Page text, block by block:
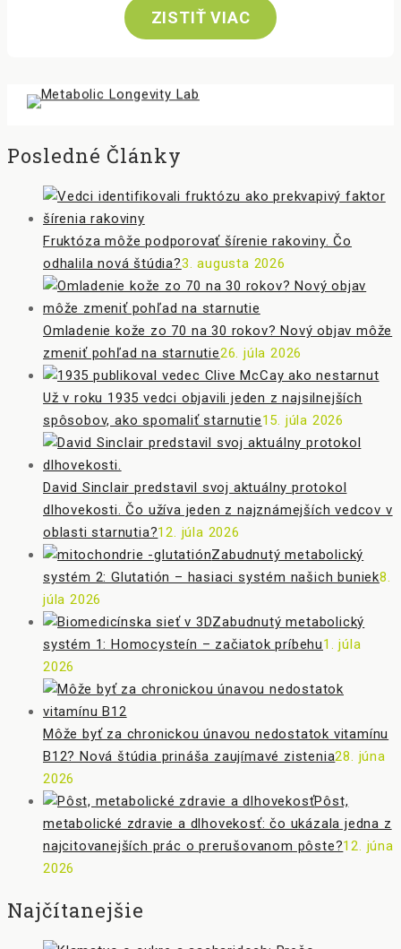
ZISTIŤ VIAC
Posledné Články
Fruktóza môže podporovať šírenie rakoviny. Čo
odhalila nová štúdia?3. augusta 2026
Omladenie kože zo 70 na 30 rokov? Nový objav môže
zmeniť pohľad na starnutie26. júla 2026
Už v roku 1935 vedci objavili jeden z najsilnejších
spôsobov, ako spomaliť starnutie15. júla 2026
David Sinclair predstavil svoj aktuálny protokol
dlhovekosti. Čo užíva jeden z najznámejších vedcov v
oblasti starnutia?12. júla 2026
Zabudnutý metabolický
systém 2: Glutatión – hasiaci systém našich buniek8.
júla 2026
Zabudnutý metabolický
systém 1: Homocysteín – začiatok príbehu1. júla
2026
Môže byť za chronickou únavou nedostatok vitamínu
B12? Nová štúdia prináša zaujímavé zistenia28. júna
2026
Pôst,
metabolické zdravie a dlhovekosť: čo ukázala jedna z
najcitovanejších prác o prerušovanom pôste?12. júna
2026
Najčítanejšie